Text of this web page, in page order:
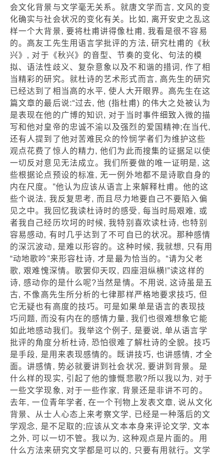
会文化背景与文学毫无关系。就唐文学而言, 文风的变
化确实与社会状况的变化有关。比如, 离开安史之乱这
样一个大背景, 要将杜甫讲得像杜甫, 我看是很不容易
的。高友工先生用语言学批评的方法, 研究杜甫的《秋
兴》, 对于《秋兴》的音型、节奏的变化、句法的模
拟、语法性歧义、复杂意象以及不和谐的措词, 作了相
当精彩的研究。就杜诗的艺术形式而言, 高先生的研究
已经达到了相当高的水平, 使人大开眼界。高先生在这
篇文章的最后说:“过去, 他 (指杜甫) 的伟大之处被认为
是表现在他的广博的知识, 对于当时事件细致入微的描
写和他对皇帝的忠诚不渝以及强烈的爱国精神;在当代,
还有人提到了他对苦难民众的怜悯学者们为维护这些
观点花费了惊人的精力, 他们为此而搜集的证据足以使
一切反对意见无法成立。我们所要做的唯一证明是, 这
些根据论点预设的标准, 无一例外地都不是诗歌自身的
内在尺度。”他认为应该从语言上来解释杜甫。他的这
些个说法, 我反复思考, 而且尽力地要自己不要陷入偏
见之中。我回忆我读杜诗时的感受, 每当时局艰难, 或
者我自己经历坎坷的时候, 我特别喜欢读杜诗, 也特别
容易感动, 有时几乎达到了不可自已的状况。那种感情
的深沉波动, 是难以形容的。这种时候, 我就想, 只有用
“动地歌吟”来形容杜诗, 才是最为恰当的。“请为父老
歌, 艰难愧深情。歌罢仰天叹, 四座泪纵横!”读这样的
诗, 感动你的是什么呢?当然是情。不用说, 这诗虽是五
古, 不像高先生所分析的七律那样严格地要求技巧, 但
它无疑也有高度的技巧。可是如果单是语言的表现技
巧问题, 而没有内在的感情力量, 我们也很难想象它能
如此地感动我们。我举这个例子, 是要说, 单从语言学
批评的角度分析杜诗, 恐怕很难了解杜诗的全貌。技巧
是手段, 是用来表现感情的。既讲技巧, 也讲感情, 才全
面。讲感情, 势必就要讲到社会状况, 要讲到背景。是
什么样的现实, 引起了他的慷慨悲歌?所以我以为, 对于
一些文学现象, 对于一些作家, 背景还是非讲不可的。
去年, 一位青年学者, 在一个刊物上发表文章, 说从文化
背景、从士人心态上来考察文学, 已经是一种落后的文
学观念, 是不足取的;应该从文本本身来评论文学, 文本
之外, 可以一切不管。我以为, 这种观点是片面的。用
什么方法来研究文学都是可以的, 只要有用就行。文学